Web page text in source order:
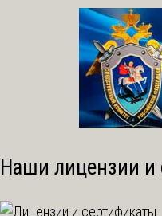
Наши лицензии и